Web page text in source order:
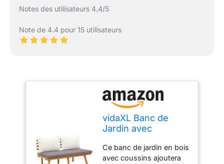
Notes des utilisateurs 4.4/5
Note de 4.4 pour 15 utilisateurs
vidaXL Banc de
Jardin avec
Bois Solide d'acacia
Ce banc de jardin en bois
avec coussins ajoutera